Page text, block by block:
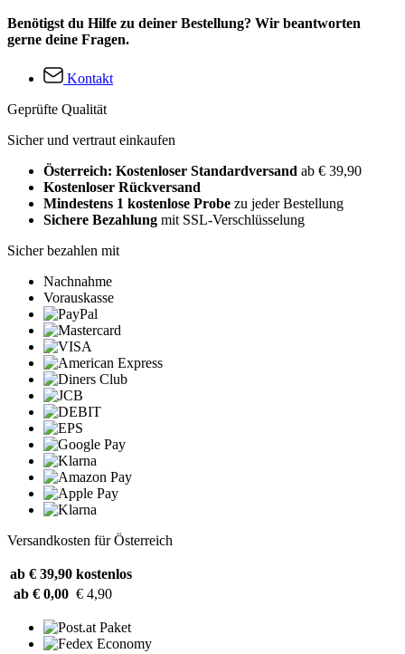
Benötigst du Hilfe zu deiner Bestellung? Wir beantworten
gerne deine Fragen.
Kontakt
Geprüfte Qualität
Sicher und vertraut einkaufen
Österreich: Kostenloser Standardversand ab € 39,90
Kostenloser Rückversand
Mindestens 1 kostenlose Probe zu jeder Bestellung
Sichere Bezahlung mit SSL-Verschlüsselung
Sicher bezahlen mit
Nachnahme
Vorauskasse
Versandkosten für Österreich
ab € 39,90 kostenlos
ab € 0,00 € 4,90